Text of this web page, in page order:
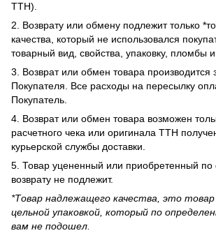
ТТН).
2. Возврату или обмену подлежит только
качества, который не использовался
товарный вид, свойства, упаковку, пломбы
3. Возврат или обмен товара производится
Покупателя. Все расходы на пересылку
Покупатель.
4. Возврат или обмен товара возможен
расчетного чека или оригинала ТТН
курьерской службы доставки.
5. Товар уцененный или приобретенный по
возврату не подлежит.
*Товар надлежащего качества, это
цельной упаковкой, который по
вам не подошел.